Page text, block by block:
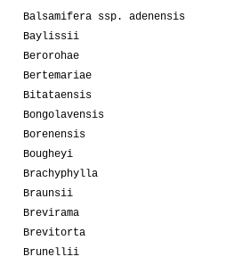
Balsamifera ssp. adenensis
Baylissii
Berorohae
Bertemariae
Bitataensis
Bongolavensis
Borenensis
Bougheyi
Brachyphylla
Braunsii
Brevirama
Brevitorta
Brunellii